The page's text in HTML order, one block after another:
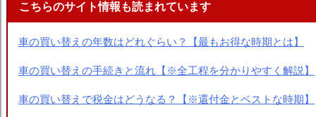
こちらのサイト情報も読まれています
車の買い替えの年数はどれぐらい？【最もお得な時期とは】
車の買い替えの手続きと流れ【※全工程を分かりやすく解説】
車の買い替えで税金はどうなる？【※還付金とベストな時期】